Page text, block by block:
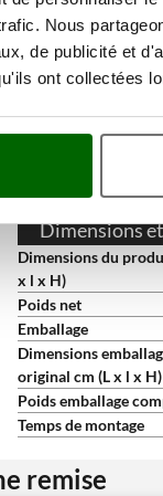
Nous
de publicité et
ont collectées
Accessoires
Pistolet
Pistolet
Lance avec jet
Tuyau haute
Manuel d'utilisation
Dimensions
Dimensions du
x l x H)
Poids net
Emballage
Dimensions
original cm (L x l x H)
Poids emballage
Temps de montage
remise